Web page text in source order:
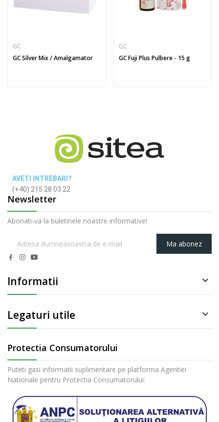
GC
GC Silver Mix / Amalgamator
GC
GC Fuji Plus Pulbere - 15 g
AVETI INTREBARI?
(+40) 215 28 03 22
Newsletter
Abonati-va la buletinele noastre informative!
Ma abonez
Informatii 
Legaturi utile 
Protectia Consumatorului
Puteti gasi informatii suplimentare pe platforma Agentiei
Nationale pentru Protectia Consumatorului: